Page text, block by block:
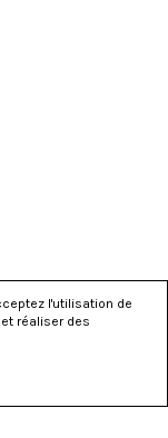
l'utilisation de
réaliser des